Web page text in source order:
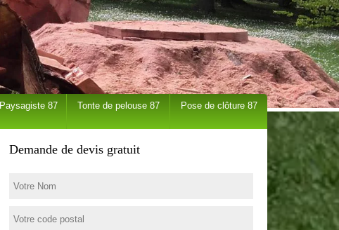
Paysagiste 87 Tonte de pelouse 87 Pose de clôture 87
Demande de devis gratuit